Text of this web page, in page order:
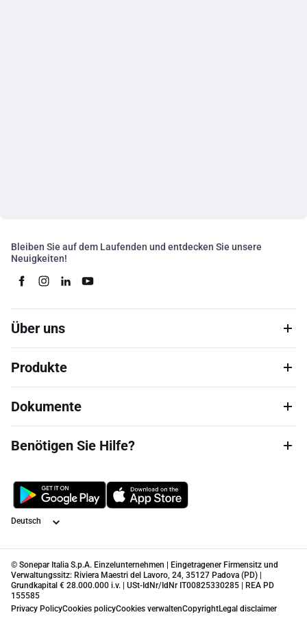
Bleiben Sie auf dem Laufenden und entdecken Sie unsere
Neuigkeiten!
Über uns
Produkte
Dokumente
Benötigen Sie Hilfe?
Sprache
© Sonepar Italia S.p.A. Einzelunternehmen | Eingetragener Firmensitz und
Verwaltungssitz: Riviera Maestri del Lavoro, 24, 35127 Padova (PD) |
Grundkapital € 28.000.000 i.v. | USt-IdNr/IdNr IT00825330285 | REA PD
155585
Privacy PolicyCookies policyCookies verwaltenCopyrightLegal disclaimer